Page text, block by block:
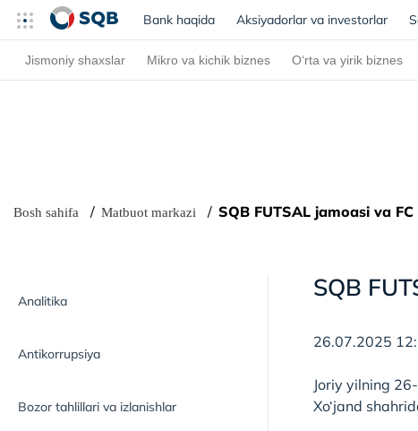
Bank haqida (current)
Aksiyadorlar va investorlar
Jismoniy shaxslar Mikro va kichik biznes O‘rta va yirik biznes
Bosh sahifa Matbuot markazi SQB FUTSAL jamoasi va FC
Analitika
Antikorrupsiya
Bozor tahlillari va izlanishlar
SQB
26.07.2025
Joriy yilning
Xo‘jand